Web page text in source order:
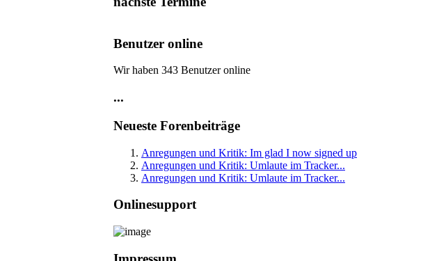
Benutzer online
Wir haben 343 Benutzer online
...
Neueste Forenbeiträge
Anregungen und Kritik: Im glad I now signed up
Anregungen und Kritik: Umlaute im Tracker...
Anregungen und Kritik: Umlaute im Tracker...
Onlinesupport